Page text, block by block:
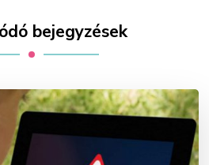
bejegyzések